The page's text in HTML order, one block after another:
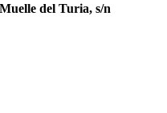
del Turia, s/n